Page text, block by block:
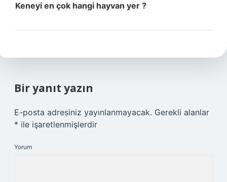
Keneyi en çok hangi hayvan yer ?
Bir yanıt yazın
E-posta adresiniz yayınlanmayacak. Gerekli alanlar
* ile işaretlenmişlerdir
Yorum